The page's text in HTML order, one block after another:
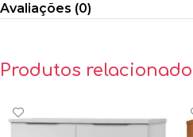
Avaliações (0)
Produtos